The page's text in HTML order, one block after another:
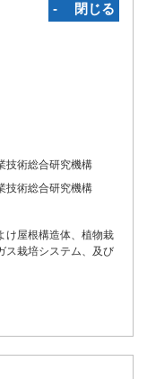
‐ 閉じる
技術総合研究機構
技術総合研究機構
け屋根構造体、植物栽
ス栽培システム、及び